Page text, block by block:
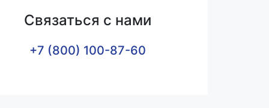
Связаться с нами
+7 (800) 100-87-60